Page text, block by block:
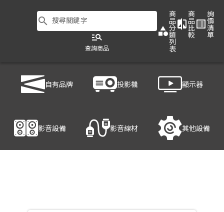
search 搜尋關鍵字
manage_search
查詢商品
category
商
品
分
類
列
表
compare
商
品
比
較
list_alt
詢
價
清
單
自有品牌 投影機 顯示器
影音設備 影音線材 其他設備
產品細節